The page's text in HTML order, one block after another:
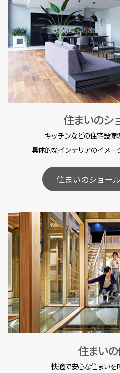
住まいのシ
キッチンなどの住宅設備
具体的なインテリアのイメー
住まいのショー
住まい
快適で安心な住まいを